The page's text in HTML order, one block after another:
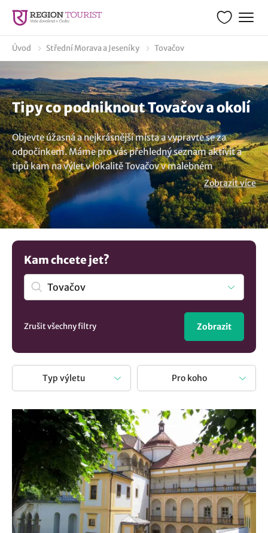
Úvod Střední Morava a Jeseníky Tovačov
Tipy co podniknout Tovačov a okolí
Objevte úžasná a nejkrásnější místa a vypravte se za
odpočinkem. Máme pro vás přehledný seznam aktivit a
tipů kam na výlet v lokalitě Tovačov v malebném
turistickém regionu Střední Morava a Jeseníky. Zajímá Vás
co zde navštívit a co vidět v okolí? Vytvořili jsme
turistického průvodce s tipy na výlety, co dělat a navštívit v
okolí. Ze seznamu výletních cílů, aktivit a památek jsme
pro vás vybrali mnoho parádních tipů. Poznejte zajímavá
místa v obci Tovačov a prohlédněte si tyto možnosti:
Zámek Tovačov. Nebo navštivte Olomoucký kraj s mnoha
zajímavými místy. Vypravit se na výlet znamená obohatit
svůj život o nové poznatky. Je to skvělá odpočinková
aktivita při které si nejen odpočinete, ale také najdete
inspiraci kudy z nudy.
Zobrazit více
Kam chcete jet?
Zrušit všechny filtry Zobrazit
Typ výletu Pro koho